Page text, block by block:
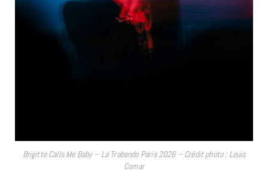
Brigitte Calls Me Baby – La Trabendo Paris 2026 – Crédit photo : Louis
Comar